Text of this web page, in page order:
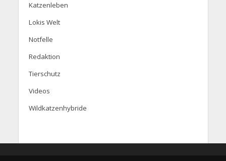
Katzenleben
Lokis Welt
Notfelle
Redaktion
Tierschutz
Videos
Wildkatzenhybride